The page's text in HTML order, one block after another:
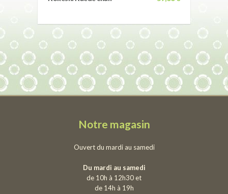
Notre magasin
Ouvert du mardi au samedi
Du mardi au samedi
de 10h à 12h30 et
de 14h à 19h